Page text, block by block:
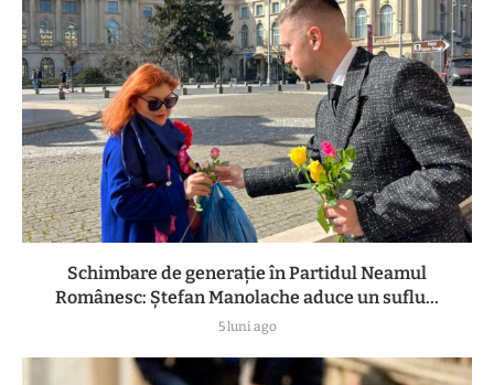
Schimbare de generație în Partidul Neamul
Românesc: Ștefan Manolache aduce un suflu...
5 luni ago